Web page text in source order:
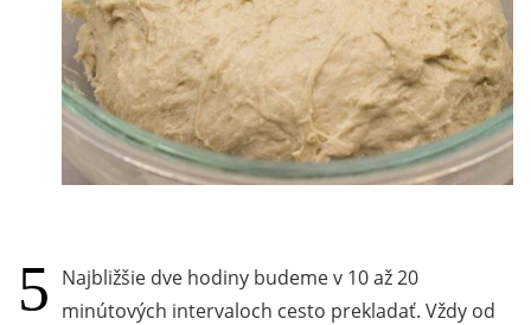
Najbližšie dve hodiny budeme v 10 až 20
minútových intervaloch cesto prekladať. Vždy od